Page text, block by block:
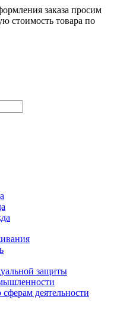
заказа просим
стоимость товара по
защиты
деятельности